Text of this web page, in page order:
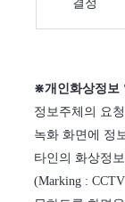
결정
⋇개인화상정보
정보주체의 요
녹화 화면에 정
타인의 화상정
(Marking :